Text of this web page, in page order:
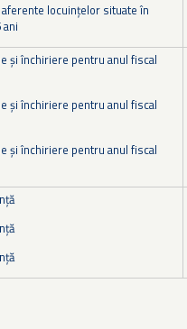
locuinţelor situate în
şi închiriere pentru anul fiscal
şi închiriere pentru anul fiscal
şi închiriere pentru anul fiscal